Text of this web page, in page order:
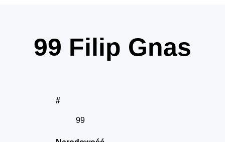
99 Filip Gnas
#
99